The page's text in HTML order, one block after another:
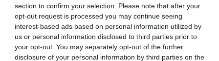
section to confirm your selection. Please note that after your
opt-out request is processed you may continue seeing
interest-based ads based on personal information utilized by
us or personal information disclosed to third parties prior to
your opt-out. You may separately opt-out of the further
disclosure of your personal information by third parties on the
n’aurait pas pu retrouver ses petits.
Le personnel en avait marre, tellement les passagers
dégueulassaient l’avion.
En même temps sur l’axe France-Algérie c’est pareil, tous le
disent.
Ils ont raison de ne pas revenir.